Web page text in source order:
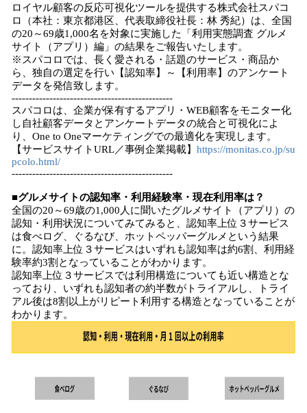
！
数
を
読
み
込
み
中
で
す
ロイヤル顧客の反応可視化ツールを提供する株式会社スパコ
ロ（本社：東京都港区、代表取締役社長：林 秀紀）は、全国
の20～69歳1,000名を対象に実施した「利用実態調査 グルメ
サイト（アプリ）編」の結果をご報告いたします。
※スパコロでは、長く愛される・話題のサービス・商品か
ら、独自の選定を行い【認知率】～【利用率】のアンケート
データを発信致します。
-----------------------------------------------
スパコロは、企業が保有するアプリ・WEB顧客をモニター化
し自社顧客データとアンケートデータの統合と可視化によ
り、One to Oneマーケティングでの最適化を実現します。
【サービスサイトURL／事例企業掲載】 https://monitas.co.jp/su
pcolo.html/
-----------------------------------------------
■グルメサイトの認知率・利用経験率・現在利用率は？
全国の20～69歳の1,000人に聞いたグルメサイト（アプリ）の
認知・利用状況についてみてみると、認知率上位３サービス
は食べログ、ぐるなび、ホットペッパーグルメという結果
に。認知率上位３サービスはいずれも認知率は約6割、利用経
験率約3割となっていることがわかります。
認知率上位３サービスでは利用構造についても近い構造とな
っており、いずれも認知者の約半数がトライアルし、トライ
アル後は8割以上がリピート利用する構造となっていることが
わかります。